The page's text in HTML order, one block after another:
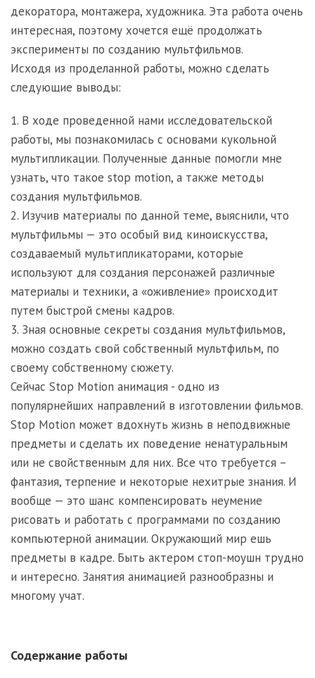
декоратора, монтажера, художника. Эта работа очень
интересная, поэтому хочется ещё продолжать
эксперименты по созданию мультфильмов.
Исходя из проделанной работы, можно сделать
следующие выводы:
1. В ходе проведенной нами исследовательской
работы, мы познакомилась с основами кукольной
мультипликации. Полученные данные помогли мне
узнать, что такое stop motion, а также методы
создания мультфильмов.
2. Изучив материалы по данной теме, выяснили, что
мультфильмы — это особый вид киноискусства,
создаваемый мультипликаторами, которые
используют для создания персонажей различные
материалы и техники, а «оживление» происходит
путем быстрой смены кадров.
3. Зная основные секреты создания мультфильмов,
можно создать свой собственный мультфильм, по
своему собственному сюжету.
Сейчас Stop Motion анимация - одно из
популярнейших направлений в изготовлении фильмов.
Stop Motion может вдохнуть жизнь в неподвижные
предметы и сделать их поведение ненатуральным
или не свойственным для них. Все что требуется –
фантазия, терпение и некоторые нехитрые знания. И
вообще — это шанс компенсировать неумение
рисовать и работать с программами по созданию
компьютерной анимации. Окружающий мир ешь
предметы в кадре. Быть актером стоп-моушн трудно
и интересно. Занятия анимацией разнообразны и
многому учат.
Содержание работы